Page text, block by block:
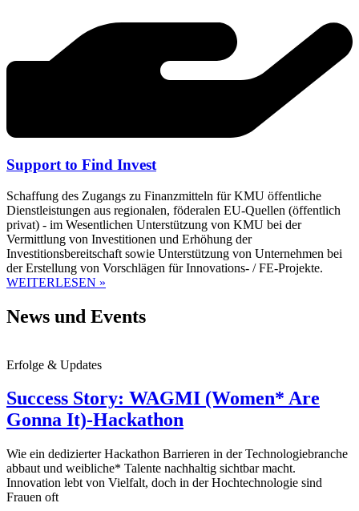
Support to Find Invest
Schaffung des Zugangs zu Finanzmitteln für KMU öffentliche
Dienstleistungen aus regionalen, föderalen EU-Quellen (öffentlich
privat) - im Wesentlichen Unterstützung von KMU bei der
Vermittlung von Investitionen und Erhöhung der
Investitionsbereitschaft sowie Unterstützung von Unternehmen bei
der Erstellung von Vorschlägen für Innovations- / FE-Projekte.
WEITERLESEN »
News und Events
Erfolge & Updates
Success Story: WAGMI (Women* Are
Gonna It)-Hackathon
Wie ein dedizierter Hackathon Barrieren in der Technologiebranche
abbaut und weibliche* Talente nachhaltig sichtbar macht.
Innovation lebt von Vielfalt, doch in der Hochtechnologie sind
Frauen oft